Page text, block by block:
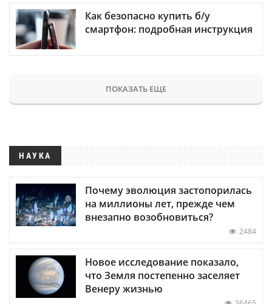
Как безопасно купить б/у
смартфон: подробная инструкция
ПОКАЗАТЬ ЕЩЕ
НАУКА
Почему эволюция застопорилась
на миллионы лет, прежде чем
внезапно возобновиться?
2484
Новое исследование показало,
что Земля постепенно заселяет
Венеру жизнью